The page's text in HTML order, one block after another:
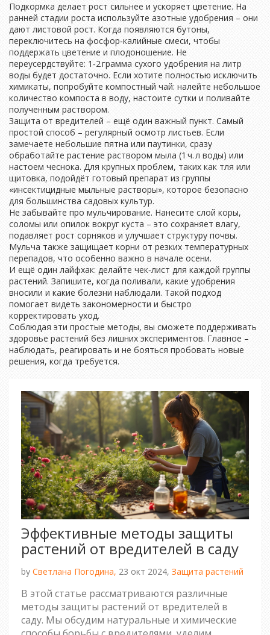
Подкормка делает рост сильнее и ускоряет цветение. На
ранней стадии роста используйте азотные удобрения – они
дают листовой рост. Когда появляются бутоны,
переключитесь на фосфор‑калийные смеси, чтобы
поддержать цветение и плодоношение. Не
переусердствуйте: 1‑2 грамма сухого удобрения на литр
воды будет достаточно. Если хотите полностью исключить
химикаты, попробуйте компостный чай: налейте небольшое
количество компоста в воду, настоите сутки и поливайте
полученным раствором.
Защита от вредителей – ещё один важный пункт. Самый
простой способ – регулярный осмотр листьев. Если
замечаете небольшие пятна или паутинки, сразу
обработайте растение раствором мыла (1 ч. л воды) или
настоем чеснока. Для крупных проблем, таких как тля или
щитовка, подойдёт готовый препарат из группы
«инсектицидные мыльные растворы», которое безопасно
для большинства садовых культур.
Не забывайте про мульчирование. Нанесите слой коры,
соломы или опилок вокруг куста – это сохраняет влагу,
подавляет рост сорняков и улучшает структуру почвы.
Мульча также защищает корни от резких температурных
перепадов, что особенно важно в начале осени.
И ещё один лайфхак: делайте чек‑лист для каждой группы
растений. Запишите, когда поливали, какие удобрения
вносили и какие болезни наблюдали. Такой подход
помогает видеть закономерности и быстро
корректировать уход.
Соблюдая эти простые методы, вы сможете поддерживать
здоровье растений без лишних экспериментов. Главное –
наблюдать, реагировать и не бояться пробовать новые
решения, когда требуется.
Эффективные методы защиты
растений от вредителей в саду
by Светлана Погодина, 23 окт 2024, Защита растений
В этой статье рассматриваются различные
методы защиты растений от вредителей в
саду. Мы обсудим натуральные и химические